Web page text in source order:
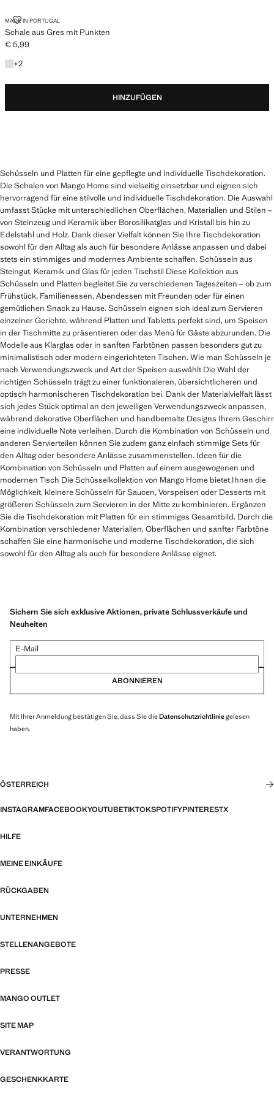
MADE IN PORTUGAL
Schale aus Gres mit Punkten
SCHALE AUS GRES MIT PUNKTEN
Aktueller Preis [€ 5,99 ]
€ 5,99
+2
+ 2 Farben
HINZUFÜGEN
Schüsseln und Platten für eine gepflegte und individuelle Tischdekoration.
Die Schalen von Mango Home sind vielseitig einsetzbar und eignen sich
hervorragend für eine stilvolle und individuelle Tischdekoration. Die Auswahl
umfasst Stücke mit unterschiedlichen Oberflächen, Materialien und Stilen –
von Steinzeug und Keramik über Borosilikatglas und Kristall bis hin zu
Edelstahl und Holz. Dank dieser Vielfalt können Sie Ihre Tischdekoration
sowohl für den Alltag als auch für besondere Anlässe anpassen und dabei
stets ein stimmiges und modernes Ambiente schaffen. Schüsseln aus
Steingut, Keramik und Glas für jeden Tischstil Diese Kollektion aus
Schüsseln und Platten begleitet Sie zu verschiedenen Tageszeiten – ob zum
Frühstück, Familienessen, Abendessen mit Freunden oder für einen
gemütlichen Snack zu Hause. Schüsseln eignen sich ideal zum Servieren
einzelner Gerichte, während Platten und Tabletts perfekt sind, um Speisen
in der Tischmitte zu präsentieren oder das Menü für Gäste abzurunden. Die
Modelle aus Klarglas oder in sanften Farbtönen passen besonders gut zu
minimalistisch oder modern eingerichteten Tischen. Wie man Schüsseln je
nach Verwendungszweck und Art der Speisen auswählt Die Wahl der
richtigen Schüsseln trägt zu einer funktionaleren, übersichtlicheren und
optisch harmonischeren Tischdekoration bei. Dank der Materialvielfalt lässt
sich jedes Stück optimal an den jeweiligen Verwendungszweck anpassen,
während dekorative Oberflächen und handbemalte Designs Ihrem Geschirr
eine individuelle Note verleihen. Durch die Kombination von Schüsseln und
anderen Servierteilen können Sie zudem ganz einfach stimmige Sets für
den Alltag oder besondere Anlässe zusammenstellen. Ideen für die
Kombination von Schüsseln und Platten auf einem ausgewogenen und
modernen Tisch Die Schüsselkollektion von Mango Home bietet Ihnen die
Möglichkeit, kleinere Schüsseln für Saucen, Vorspeisen oder Desserts mit
größeren Schüsseln zum Servieren in der Mitte zu kombinieren. Ergänzen
Sie die Tischdekoration mit Platten für ein stimmiges Gesamtbild. Durch die
Kombination verschiedener Materialien, Oberflächen und sanfter Farbtöne
schaffen Sie eine harmonische und moderne Tischdekoration, die sich
sowohl für den Alltag als auch für besondere Anlässe eignet.
Sichern Sie sich exklusive Aktionen, private Schlussverkäufe und
Neuheiten
E-Mail
ABONNIEREN
Mit Ihrer Anmeldung bestätigen Sie, dass Sie dieDatenschutzrichtliniegelesen
haben.
ÖSTERREICH
INSTAGRAMFACEBOOKYOUTUBETIKTOKSPOTIFYPINTERESTX
HILFE
MEINE EINKÄUFE
RÜCKGABEN
UNTERNEHMEN
STELLENANGEBOTE
PRESSE
MANGO OUTLET
SITE MAP
VERANTWORTUNG
GESCHENKKARTE